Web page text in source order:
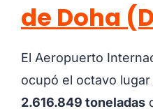
de Doha
El Aeropuerto
ocupó el octavo
2.616.849 toneladas